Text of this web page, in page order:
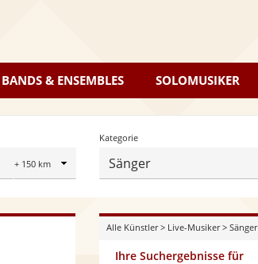
BANDS & ENSEMBLES SOLOMUSIKER
Ort
Events
festlegen
Kategorie
Sänger
Alle Künstler> Live-Musiker> Sänger
Ihre Suchergebnisse für